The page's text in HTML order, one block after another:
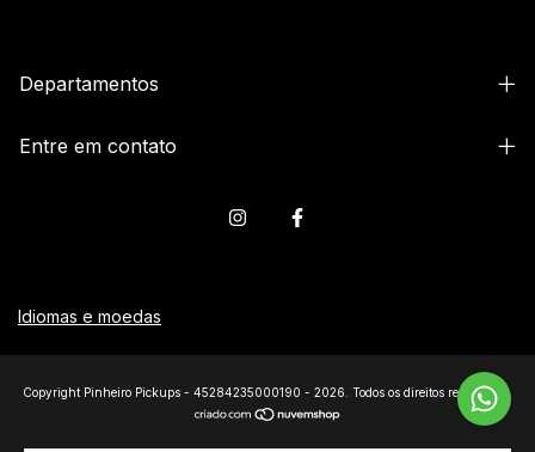
Departamentos
Entre em contato
Idiomas e moedas
Copyright Pinheiro Pickups - 45284235000190 - 2026. Todos os direitos reservados.